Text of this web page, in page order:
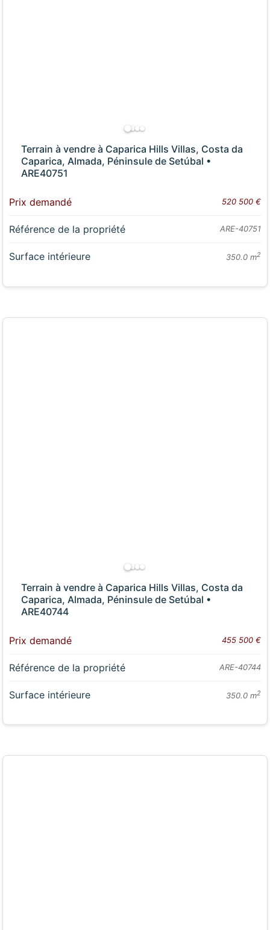
Terrain à vendre à Caparica Hills Villas, Costa da
Caparica, Almada, Péninsule de Setúbal •
ARE40751
Prix demandé 520 500 €
Référence de la propriété ARE-40751
Surface intérieure 350.0 m2
Terrain à vendre à Caparica Hills Villas, Costa da
Caparica, Almada, Péninsule de Setúbal •
ARE40744
Prix demandé 455 500 €
Référence de la propriété ARE-40744
Surface intérieure 350.0 m2